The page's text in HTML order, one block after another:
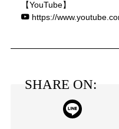
【YouTube】
https://
SHARE ON: